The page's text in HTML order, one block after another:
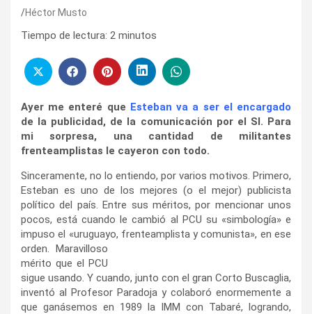
Héctor Musto
Tiempo de lectura: 2 minutos
Ayer me enteré que Esteban va a ser el encargado
de la publicidad, de la comunicación por el SI. Para
mi sorpresa, una cantidad de militantes
frenteamplistas le cayeron con todo.
Sinceramente, no lo entiendo, por varios motivos. Primero,
Esteban es uno de los mejores (o el mejor) publicista
político del país. Entre sus méritos, por mencionar unos
pocos, está cuando le cambió al PCU su «simbología» e
impuso el «uruguayo, frenteamplista y comunista», en ese
orden. Maravilloso
mérito que el PCU
sigue usando. Y cuando, junto con el gran Corto Buscaglia,
inventó al Profesor Paradoja y colaboró enormemente a
que ganásemos en 1989 la IMM con Tabaré, logrando,